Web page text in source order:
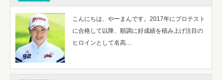
こんにちは、やーまんです。2017年にプロテスト
に合格して以降、順調に好成績を積み上げ注目の
ヒロインとして名高…